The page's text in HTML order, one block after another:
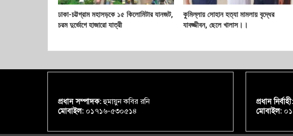
ঢাকা-চট্টগ্রাম মহাসড়কে ১৫ কিলোমিটার যানজট,
চরম দুর্ভোগে হাজারো যাত্রী
কুমিল্লায় সোহান হত্যা মামলায় বৃদ্ধের
যাবজ্জীবন, ছেলে খালাস।।
প্রধান সম্পাদক:হুমায়ুন কবির রনি
মোবাইল: ০১৭১৬-৫৩০৫১৪
প্রধান নির্বাহী:
মোবাইল: